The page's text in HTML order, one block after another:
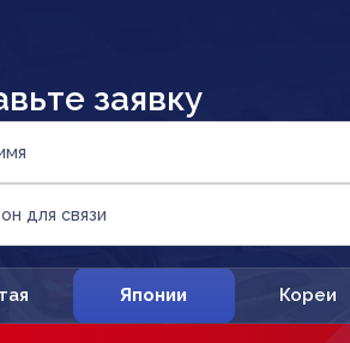
заявку
для связи
Японии Кореи